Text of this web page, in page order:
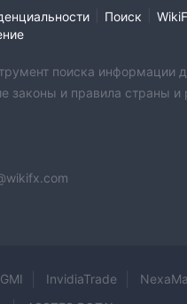
Поиск
поиска информации
законы и правила страны и
GMI InvidiaTrade